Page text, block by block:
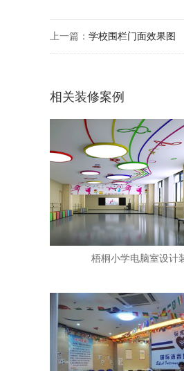
上一篇： 学校围栏门面效果图
相关装修案例
梧桐小学电脑室设计